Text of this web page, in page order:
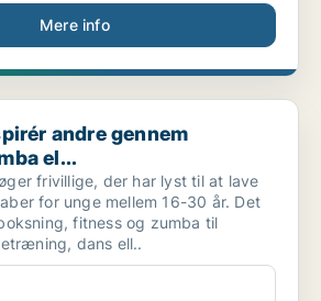
Mere info
gennem boksning, zumba el...
andre gennem
el...
frivillige, der har lyst til at lave
for unge mellem 16-30 år. Det
fitness og zumba til
dans ell..